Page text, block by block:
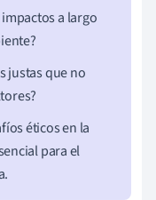
a largo
justas que no
éticos en la
para el